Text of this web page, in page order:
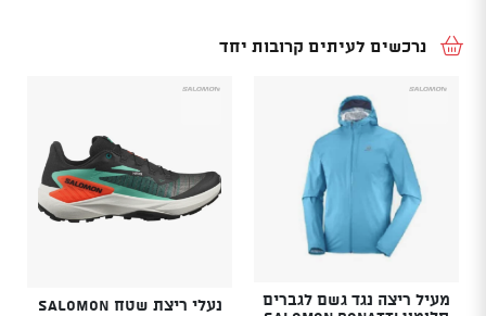
נרכשים לעיתים קרובות יחד
מעיל ריצה נגד גשם לגברים
נעלי ריצת שטח SALOMON